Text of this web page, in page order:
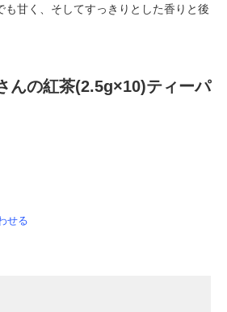
も甘く、そしてすっきりとした香りと後
の紅茶(2.5g×10)ティーパ
せる